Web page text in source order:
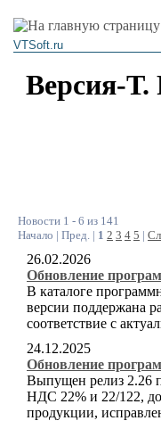
VTSoft.ru
Версия-Т.
Новости 1 - 6 из 141
Начало | Пред. | 1 2 3 4 5 |
26.02.2026
Обновление
В каталоге
версии поддержана
соответствие с
24.12.2025
Обновление
Выпущен релиз 2.26
НДС 22% и 22/122,
продукции,